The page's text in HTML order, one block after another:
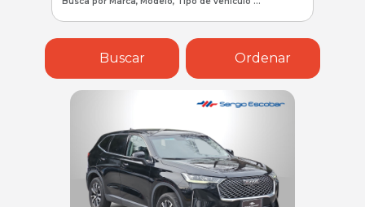
Buscar Ordenar